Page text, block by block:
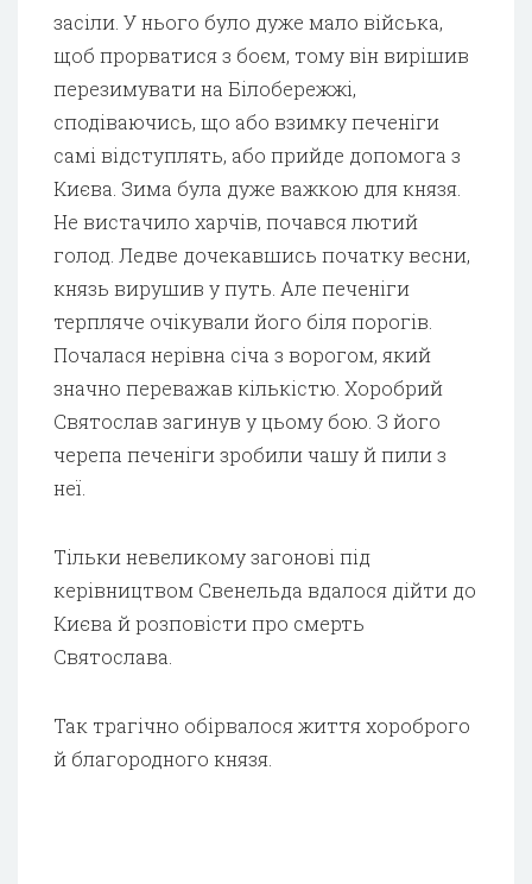
засіли. У нього було дуже мало війська,
щоб прорватися з боєм, тому він вирішив
перезимувати на Білобережжі,
сподіваючись, що або взимку печеніги
самі відступлять, або прийде допомога з
Києва. Зима була дуже важкою для князя.
Не вистачило харчів, почався лютий
голод. Ледве дочекавшись початку весни,
князь вирушив у путь. Але печеніги
терпляче очікували його біля порогів.
Почалася нерівна січа з ворогом, який
значно переважав кількістю. Хоробрий
Святослав загинув у цьому бою. З його
черепа печеніги зробили чашу й пили з
неї.
Тільки невеликому загонові під
керівництвом Свенельда вдалося дійти до
Києва й розповісти про смерть
Святослава.
Так трагічно обірвалося життя хороброго
й благородного князя.